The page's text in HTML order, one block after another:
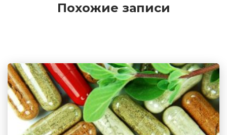
Похожие записи